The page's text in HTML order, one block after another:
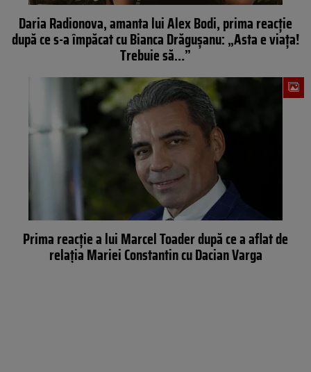
Daria Radionova, amanta lui Alex Bodi, prima reacţie
după ce s-a împăcat cu Bianca Drăguşanu: „Asta e viaţa!
Trebuie să…”
Prima reacție a lui Marcel Toader după ce a aflat de
relația Mariei Constantin cu Dacian Varga